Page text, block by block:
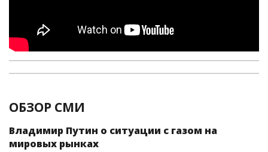
ОБЗОР СМИ
Владимир Путин о ситуации с газом на
мировых рынках